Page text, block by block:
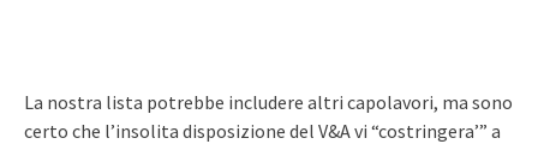
La nostra lista potrebbe includere altri capolavori, ma sono
certo che l’insolita disposizione del V&A vi “costringera’” a